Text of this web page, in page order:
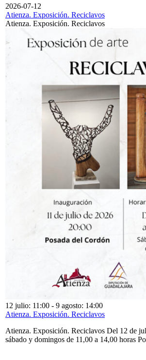
2026-07-12
Atienza. Exposición. Reciclavos
Atienza. Exposición. Reciclavos
12 julio: 11:00 - 9 agosto: 14:00
Atienza. Exposición. Reciclavos
Atienza. Exposición. Reciclavos Del 12 de
sábado y domingos de 11,00 a 14,00 horas